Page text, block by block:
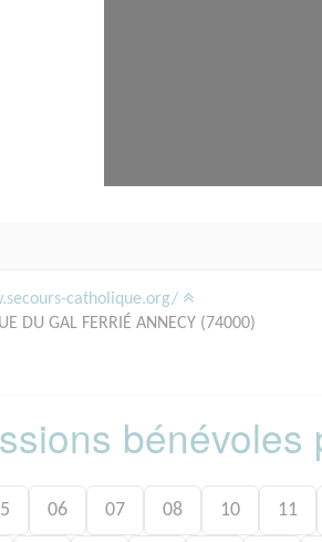
catholique.org/
DU GAL FERRIÉ ANNECY (74000)
bénévoles
06 07 08 10 11